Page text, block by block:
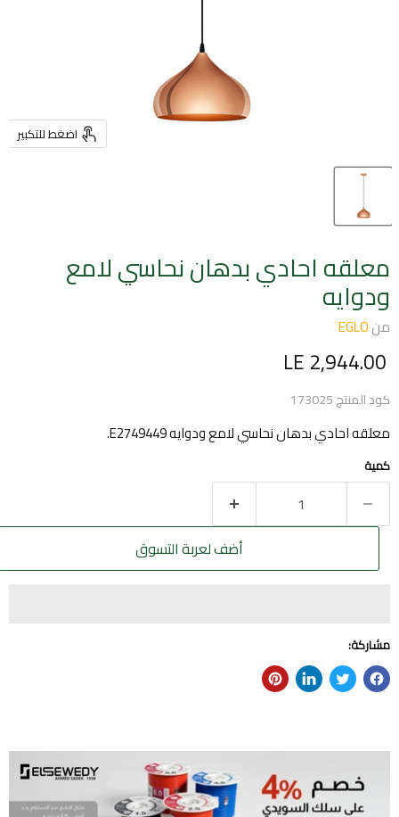
اضغط للتكبير
معلقه احادي بدهان نحاسي لامع
ودوايه
منEGLO
السعر الحالي
LE 2,944.00
كود المنتج173025
معلقه احادي بدهان نحاسي لامع ودوايه E2749449.
كمية
أضف لعربة التسوق
مشاركة: